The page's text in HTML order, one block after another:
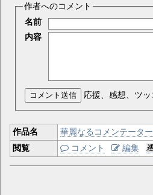
作者へのコメント
名前
内容
コメント送信 応援、感想、ツ
作品名 華麗なるコメンテータ
閲覧
コメント 編集